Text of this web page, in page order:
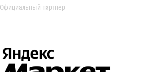
Официальный партнер